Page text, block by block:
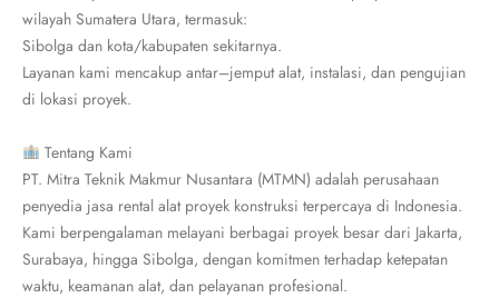
wilayah Sumatera Utara, termasuk:
Sibolga dan kota/kabupaten sekitarnya.
Layanan kami mencakup antar–jemput alat, instalasi, dan pengujian
di lokasi proyek.
Tentang Kami
PT. Mitra Teknik Makmur Nusantara (MTMN) adalah perusahaan
penyedia jasa rental alat proyek konstruksi terpercaya di Indonesia.
Kami berpengalaman melayani berbagai proyek besar dari Jakarta,
Surabaya, hingga Sibolga, dengan komitmen terhadap ketepatan
waktu, keamanan alat, dan pelayanan profesional.